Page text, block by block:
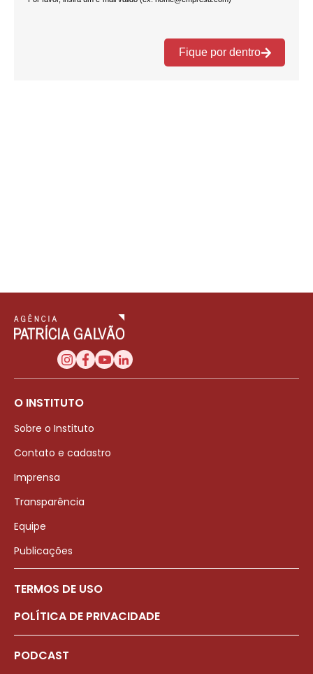
O INSTITUTO
Sobre o Instituto
Contato e cadastro
Imprensa
Transparência
Equipe
Publicações
TERMOS DE USO
POLÍTICA DE PRIVACIDADE
PODCAST